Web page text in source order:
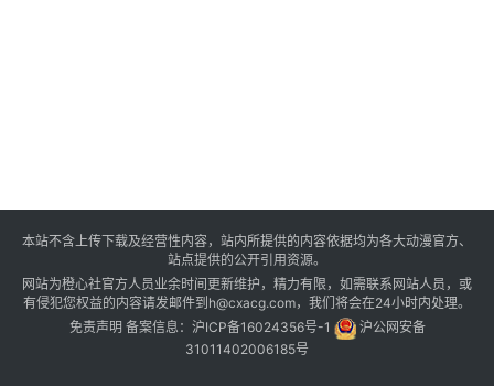
本站不含上传下载及经营性内容，站内所提供的内容依据均为各大动漫官方、
站点提供的公开引用资源。
网站为橙心社官方人员业余时间更新维护，精力有限，如需联系网站人员，或
有侵犯您权益的内容请发邮件到h@cxacg.com，我们将会在24小时内处理。
免责声明 备案信息： 沪ICP备16024356号-1
沪公网安备
31011402006185号